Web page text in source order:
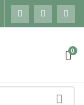
0